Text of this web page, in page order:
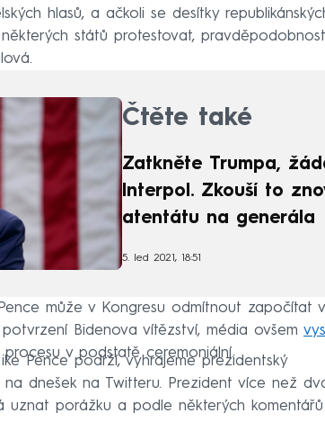
hlasů, a ačkoli se desítky
států protestovat,
Čtěte také
Zatkněte Trumpa,
Interpol. Zkouší to
atentátu na generála
5. led 2021, 18:51
může v Kongresu odmítnout započítat
Bidenova vítězství, média ovšem
v podstatě ceremoniální.
Pence podrží, vyhrajeme prezidentský
na dnešek na Twitteru. Prezident více než
uznat porážku a podle některých